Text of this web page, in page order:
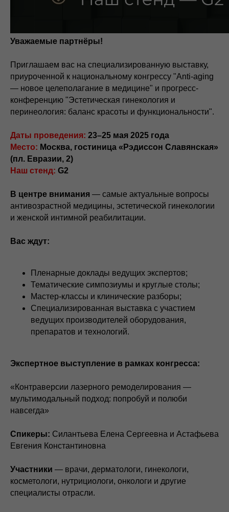
Уважаемые партнёры!
Приглашаем вас на специализированную выставку,
приуроченной к национальному конгрессу "Anti-aging
— новое целеполагание в медицине" и прогресс-
конференцию "Эстетическая гинекология и
перинеология: баланс красоты и функциональности".
Даты проведения: 23–25 мая 2025 года
Место: Москва, гостиница «Рэдиссон Славянская»
(пл. Евразии, 2)
Наш стенд: G2
В центре внимания — самые актуальные вопросы
антивозрастной медицины, эстетической гинекологии
и женской интимной реабилитации.
Вас ждут:
Пленарные доклады ведущих экспертов;
Тематические симпозиумы и круглые столы;
Мастер-классы и клинические разборы;
Специализированная выставка с участием
ведущих производителей оборудования,
препаратов и технологий.
Экспертное выступление в рамках конгресса:
«Контраверсии лазерного ремоделирования —
мультимодальный подход: попробуй и полюби
навсегда»
Спикеры: Силантьева Елена Сергеевна и Астафьева
Евгения Константиновна
Участники — врачи, дерматологи, гинекологи,
косметологи, нутрициологи, онкологи и другие
специалисты отрасли.